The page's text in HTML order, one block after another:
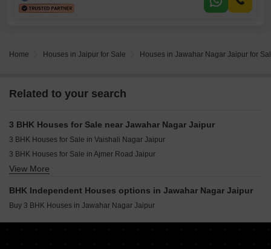
Home Houses in Jaipur for Sale Houses in Jawahar Nagar Jaipur for
Related to your search
3 BHK Houses for Sale near Jawahar Nagar Jaipur
3 BHK Houses for Sale in Vaishali Nagar Jaipur
3 BHK Houses for Sale in Ajmer Road Jaipur
3 BHK Houses for Sale in Jagatpura Jaipur
3 BHK Houses for Sale in Mansarovar Jaipur
View More
BHK Independent Houses options in Jawahar Nagar Jaipur
Buy 3 BHK Houses in Jawahar Nagar Jaipur